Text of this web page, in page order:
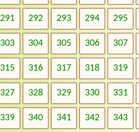
291 292 293 294 295
303 304 305 306 307
315 316 317 318 319
327 328 329 330 331
339 340 341 342 343